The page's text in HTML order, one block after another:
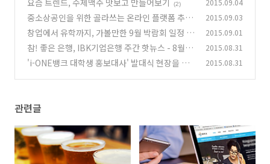
요즘 트렌드, 수제맥주 맛보고 만들어보기
(2) 2015.09.04
중소상공인을 위한 골라쓰는 온라인 플랫폼 추천
(0)
2015.09.03
창업에서 유학까지, 가볼만한 9월 박람회 일정
(0)
2015.09.01
참! 좋은 은행, IBK기업은행 주간 핫뉴스 - 8월 4
주
(0)
2015.08.31
'i-ONE뱅크 대학생 홍보대사' 발대식 현장을 가
2015.08.31
관련글